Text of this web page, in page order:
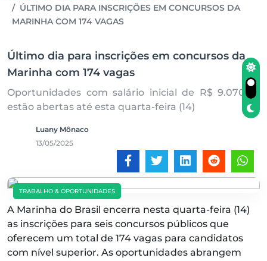
ÚLTIMO DIA PARA INSCRIÇÕES EM CONCURSOS DA
MARINHA COM 174 VAGAS
Último dia para inscrições em concursos da
Marinha com 174 vagas
Oportunidades com salário inicial de R$ 9.070,60
estão abertas até esta quarta-feira (14)
Luany Mônaco
13/05/2025
TRABALHO & OPORTUNIDADES
A Marinha do Brasil encerra nesta quarta-feira (14)
as inscrições para seis concursos públicos que
oferecem um total de 174 vagas para candidatos
com nível superior. As oportunidades abrangem